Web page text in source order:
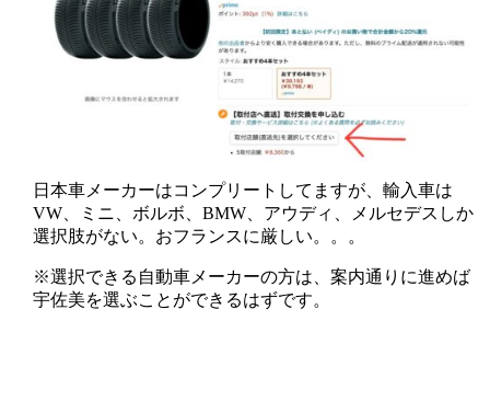
日本車メーカーはコンプリートしてますが、輸入車は
VW、ミニ、ボルボ、BMW、アウディ、メルセデスしか
選択肢がない。おフランスに厳しい。。。
※選択できる自動車メーカーの方は、案内通りに進めば
宇佐美を選ぶことができるはずです。